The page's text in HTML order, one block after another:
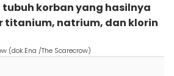
korban yang hasilnya
titanium, natrium, dan klorin
(dok.Ena /The Scarecrow)